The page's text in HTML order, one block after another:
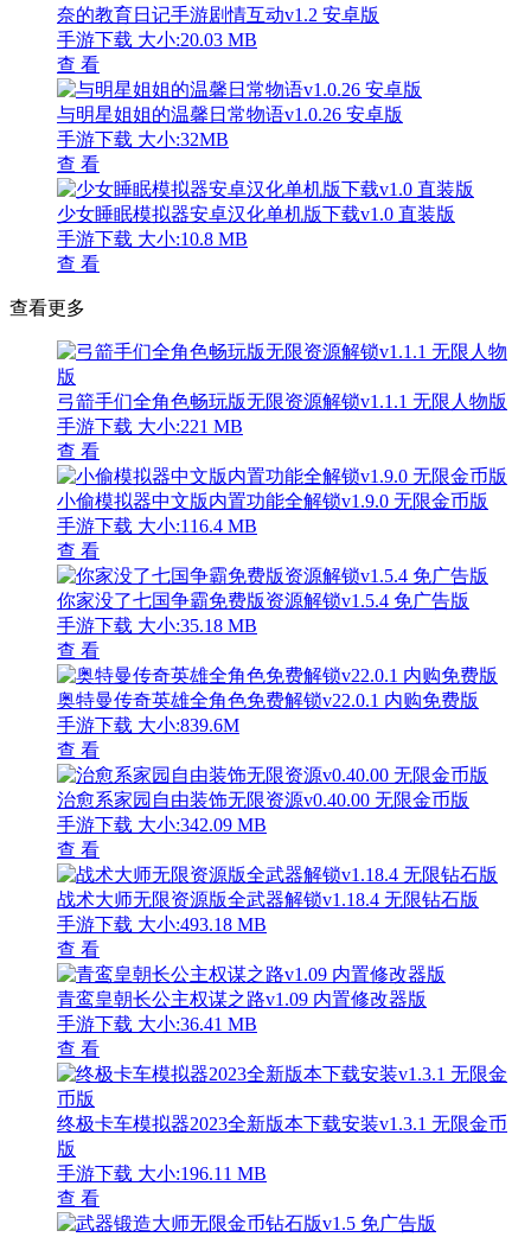
奈的教育日记手游剧情互动v1.2 安卓版
手游下载 大小:20.03 MB
查 看
与明星姐姐的温馨日常物语v1.0.26 安卓版
手游下载 大小:32MB
查 看
少女睡眠模拟器安卓汉化单机版下载v1.0 直装版
手游下载 大小:10.8 MB
查 看
查看更多
弓箭手们全角色畅玩版无限资源解锁v1.1.1 无限人物版
手游下载 大小:221 MB
查 看
小偷模拟器中文版内置功能全解锁v1.9.0 无限金币版
手游下载 大小:116.4 MB
查 看
你家没了七国争霸免费版资源解锁v1.5.4 免广告版
手游下载 大小:35.18 MB
查 看
奥特曼传奇英雄全角色免费解锁v22.0.1 内购免费版
手游下载 大小:839.6M
查 看
治愈系家园自由装饰无限资源v0.40.00 无限金币版
手游下载 大小:342.09 MB
查 看
战术大师无限资源版全武器解锁v1.18.4 无限钻石版
手游下载 大小:493.18 MB
查 看
青鸾皇朝长公主权谋之路v1.09 内置修改器版
手游下载 大小:36.41 MB
查 看
终极卡车模拟器2023全新版本下载安装v1.3.1 无限金币
版
手游下载 大小:196.11 MB
查 看